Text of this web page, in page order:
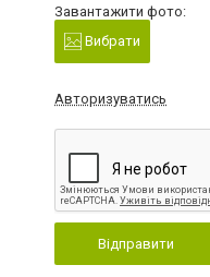
Завантажити фото:
Вибрати
Авторизуватись
Відправити